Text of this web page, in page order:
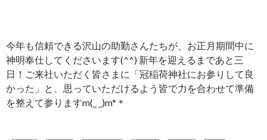
今年も信頼できる沢山の助勤さんたちが、お正月期間中に
神明奉仕してくださいます(^^) 新年を迎えるまであと三
日！ご来社いただく皆さまに「冠稲荷神社にお参りして良
かった」と、思っていただけるよう皆で力を合わせて準備
を整えて参りますm(_ _)m*＊